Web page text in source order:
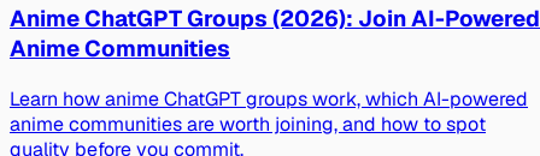
Anime ChatGPT Groups (2026): Join AI-Powered
Anime Communities
Learn how anime ChatGPT groups work, which AI-powered
anime communities are worth joining, and how to spot
quality before you commit.